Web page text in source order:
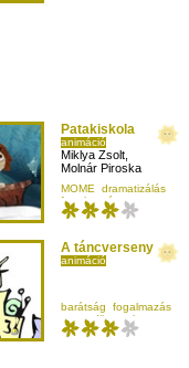
Patakiskola
animáció
Miklya Zsolt
Molnár Piroska
MOME
dramatizálás
fogalmazás
iskolásoknak
A táncverseny
animáció
barátság
fogalmazás
negyedikesnek
szövegalkotás